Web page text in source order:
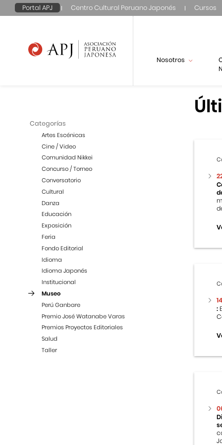
Portal APJ Centro Cultural Peruano Japonés Cursos
Nosotros
Categorías
Artes Escénicas
Cine / Video
Comunidad Nikkei
Concurso / Torneo
Conversatorio
Cultural
Danza
Educación
Exposición
Feria
Fondo Editorial
Idioma
Idioma Japonés
Institucional
Museo
Perú Ganbare
Premio José Watanabe Varas
Premios Proyectos Editoriales
Salud
Taller
: